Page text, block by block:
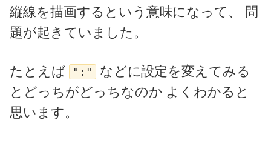
縦線を描画するという意味になって、 問
題が起きていました。
たとえば ":" などに設定を変えてみる
とどっちがどっちなのか よくわかると
思います。